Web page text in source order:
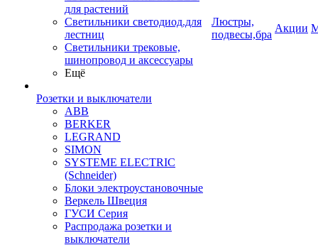
для растений
Светильники светодиод.для
лестниц
Светильники трековые,
шинопровод и аксессуары
Ещё
Розетки и выключатели
ABB
BERKER
LEGRAND
SIMON
SYSTEME ELECTRIC
(Schneider)
Блоки электроустановочные
Веркель Швеция
ГУСИ Серия
Распродажа розетки и
выключатели
Люстры,
подвесы,бра
Акции